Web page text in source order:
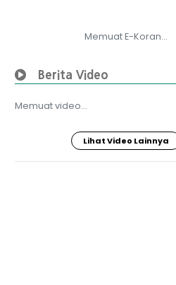
Memuat E-Koran...
Berita Video
Memuat video...
Lihat Video Lainnya